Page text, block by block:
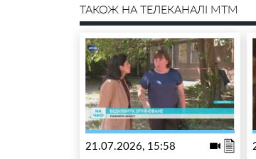
ТАКОЖ НА ТЕЛЕКАНАЛІ MTM
21.07.2026, 15:58